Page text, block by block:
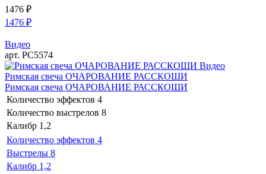
1476 ₽
1476 ₽
Видео
арт. РС5574
Видео
Римская свеча ОЧАРОВАНИЕ РАССКОШИ
Римская свеча ОЧАРОВАНИЕ РАССКОШИ
Количество эффектов 4
Количество выстрелов 8
Калибр 1,2
Количество эффектов 4
Выстрелы 8
Калибр 1,2